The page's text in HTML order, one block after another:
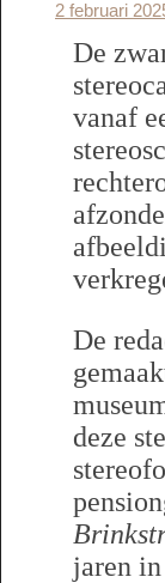
2 februari
De
vanaf
De
deze
jaren